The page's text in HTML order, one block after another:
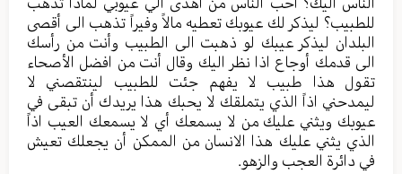
للطبيب؟ ليذكر لك عيوبك تعطيه مالاً وفيراً تذهب الى أقصى
البلدان ليذكر عيبك لو ذهبت الى الطبيب وأنت من رأسك
الى قدمك أوجاع اذا نظر اليك وقال أنت من افضل الأصحاء
تقول هذا طبيب لا يفهم جئت للطبيب لينتقصني لا
ليمدحني اذاً الذي يتملقك لا يحبك هذا يريدك أن تبقى في
عيوبك ويثني عليك من لا يسمعك أي لا يسمعك العيب اذاً
الذي يثني عليك هذا الانسان من الممكن أن يجعلك تعيش
في دائرة العجب والزهو.